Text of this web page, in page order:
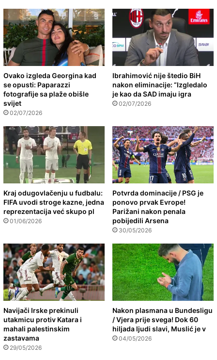
Ovako izgleda Georgina kad
se opusti: Paparazzi
fotografije sa plaže obišle
svijet
02/07/2026
Ibrahimović nije štedio BiH
nakon eliminacije: “Izgledalo
je kao da SAD imaju igra
02/07/2026
Kraj odugovlačenju u fudbalu:
FIFA uvodi stroge kazne, jedna
reprezentacija već skupo pl
01/06/2026
Potvrda dominacije / PSG je
ponovo prvak Evrope!
Parižani nakon penala
pobijedili Arsena
30/05/2026
Navijači Irske prekinuli
utakmicu protiv Katara i
mahali palestinskim
zastavama
29/05/2026
Nakon plasmana u Bundesligu
/ Vjera prije svega! Dok 60
hiljada ljudi slavi, Muslić je v
04/05/2026